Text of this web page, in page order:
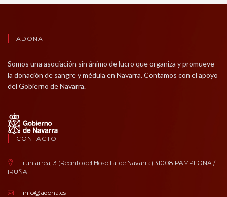
ADONA
Somos una asociación sin ánimo de lucro que organiza y promueve
la donación de sangre y médula en Navarra. Contamos con el apoyo
del Gobierno de Navarra.
CONTACTO
Irunlarrea, 3 (Recinto del Hospital de Navarra) 31008 PAMPLONA /
IRUÑA
info@adona.es